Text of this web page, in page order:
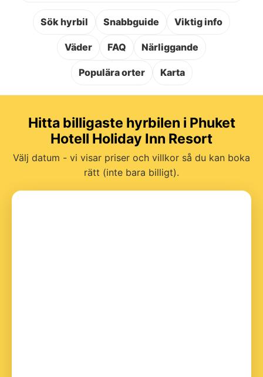
Sök hyrbil Snabbguide Viktig info
Väder FAQ Närliggande
Populära orter Karta
Hitta billigaste hyrbilen i Phuket
Hotell Holiday Inn Resort
Välj datum - vi visar priser och villkor så du kan boka
rätt (inte bara billigt).